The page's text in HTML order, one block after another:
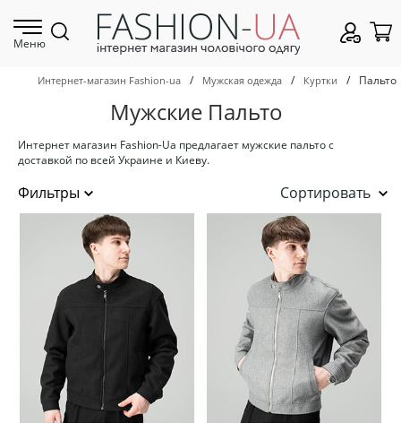
Меню
Интернет-магазин Fashion-ua / Мужская одежда / Куртки / Пальто
Мужские Пальто
Интернет магазин Fashion-Ua предлагает мужские пальто с
доставкой по всей Украине и Киеву.
Сортировать